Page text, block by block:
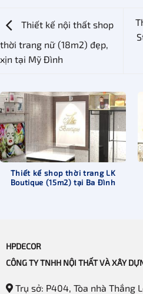
Thiết kế nội thất shop
thời trang nữ (18m2) đẹp,
xịn tại Mỹ Đình
Thiết kế shop thời trang LK
Boutique (15m2) tại Ba Đình
HPDECOR
CÔNG TY TNHH NỘI THẤT VÀ XÂY
Trụ sở: P404, Tòa nhà Thắng